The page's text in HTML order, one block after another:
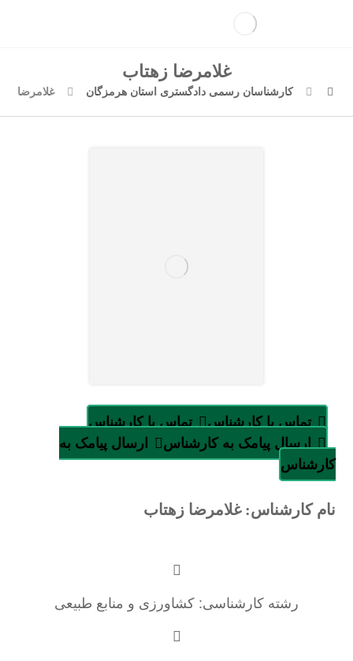
غلامرضا زهتاب
کارشناسان رسمی دادگستری استان هرمزگان غلامرضا
تماس با کارشناس
تماس با کارشناس
ارسال پیامک به کارشناس
ارسال پیامک به
کارشناس
نام کارشناس: غلامرضا زهتاب
رشته کارشناسی: کشاورزی و منابع طبیعی